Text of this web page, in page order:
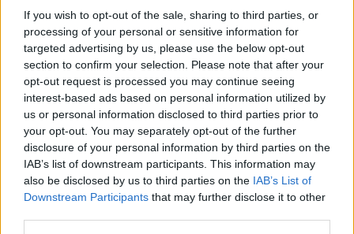
If you wish to opt-out of the sale, sharing to third parties, or
processing of your personal or sensitive information for
targeted advertising by us, please use the below opt-out
section to confirm your selection. Please note that after your
opt-out request is processed you may continue seeing
interest-based ads based on personal information utilized by
us or personal information disclosed to third parties prior to
your opt-out. You may separately opt-out of the further
disclosure of your personal information by third parties on the
IAB’s list of downstream participants. This information may
also be disclosed by us to third parties on the IAB’s List of
Downstream Participants that may further disclose it to other
ovális formát, és fessetek vagy ragasszatok rá
csíkokat! Ha van kedvetek, tovább dolgozhattok a
részleteken: lehet a méhecskének csápja vagy
fullánkja is. Végül ragasszátok fel az újságpapírból
kivágott cseppformákat, amik a szárnyait jelképezik!
Már csak a ovis jel hiányzik róla, és fel is tűzhetitek a
faliújságra, de otthon is elkészíthetitek!